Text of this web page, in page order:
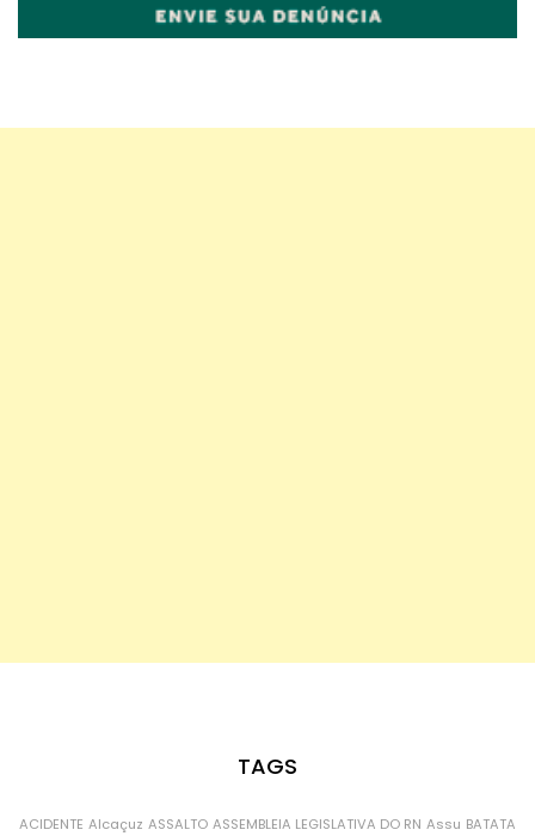
TAGS
ACIDENTE Alcaçuz ASSALTO ASSEMBLEIA LEGISLATIVA DO RN Assu BATATA